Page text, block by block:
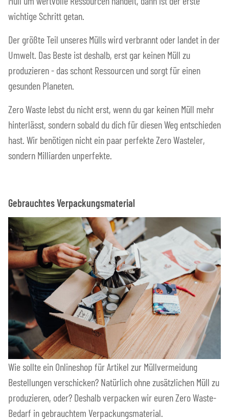
wichtige Schritt getan.
Der größte Teil unseres Mülls wird verbrannt oder landet in der
Umwelt. Das Beste ist deshalb, erst gar keinen Müll zu
produzieren - das schont Ressourcen und sorgt für einen
gesunden Planeten.
Zero Waste lebst du nicht erst, wenn du gar keinen Müll mehr
hinterlässt, sondern sobald du dich für diesen Weg entschieden
hast. Wir benötigen nicht ein paar perfekte Zero Wasteler,
sondern Milliarden unperfekte.
Gebrauchtes Verpackungsmaterial
Wie sollte ein Onlineshop für Artikel zur Müllvermeidung
Bestellungen verschicken? Natürlich ohne zusätzlichen Müll zu
produzieren, oder? Deshalb verpacken wir euren Zero Waste-
Bedarf in gebrauchtem Verpackungsmaterial.